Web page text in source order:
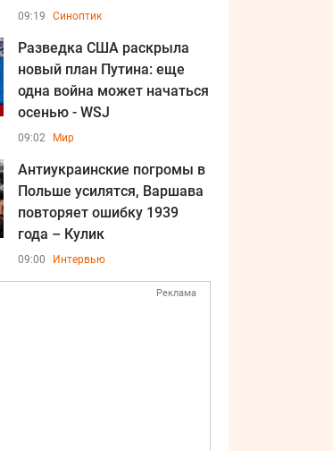
09:19 Синоптик
Разведка США раскрыла
новый план Путина: еще
одна война может начаться
осенью - WSJ
09:02 Мир
Антиукраинские погромы в
Польше усилятся, Варшава
повторяет ошибку 1939
года – Кулик
09:00 Интервью
Реклама